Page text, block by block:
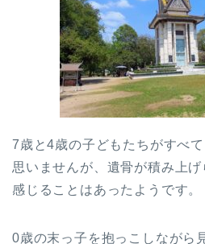
7歳と4歳の子どもたちがすべ
思いませんが、遺骨が積み上げ
感じることはあったようです。
0歳の末っ子を抱っこしながら